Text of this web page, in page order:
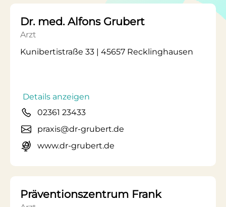
Dr. med. Alfons Grubert
Arzt
Kunibertistraße 33 | 45657 Recklinghausen
Details anzeigen
02361 23433
praxis@dr-grubert.de
www.dr-grubert.de
Präventionszentrum Frank